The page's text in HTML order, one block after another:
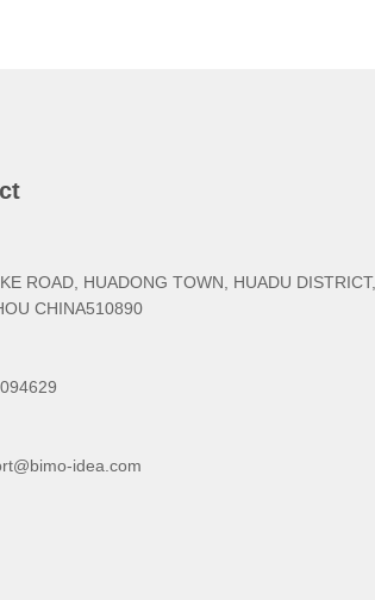
ROAD, HUADONG TOWN, HUADU DISTRICT,
CHINA510890
idea.com